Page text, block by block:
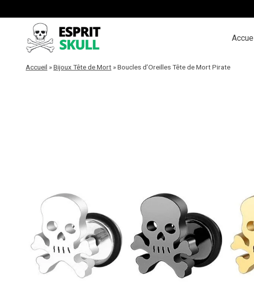
au
Accueil »Bijoux Tête de Mort »Boucles d’Oreilles Tête de Mort Pirate